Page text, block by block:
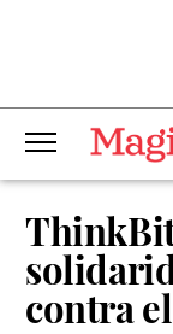
contra